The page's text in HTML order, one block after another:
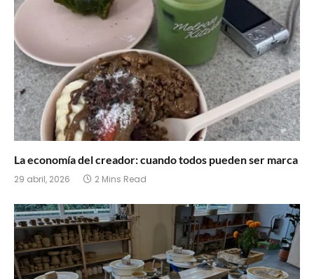
La economía del creador: cuando todos pueden ser marca
29 abril, 2026 2 Mins Read